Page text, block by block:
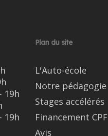
19h
19h
Plan du site
L'Auto-école
Notre pédagogie
Stages accélérés
Financement CPF
Avis